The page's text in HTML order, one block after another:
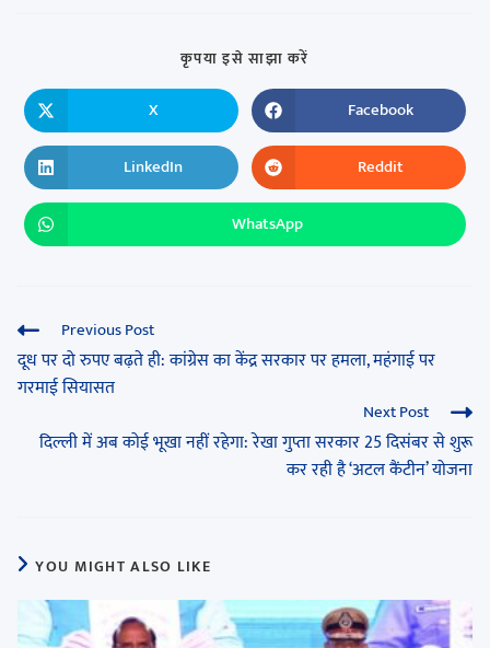
कृपया इसे साझा करें
X Facebook
LinkedIn Reddit
WhatsApp
Previous Post
दूध पर दो रुपए बढ़ते ही: कांग्रेस का केंद्र सरकार पर हमला, महंगाई पर
गरमाई सियासत
Next Post
दिल्ली में अब कोई भूखा नहीं रहेगा: रेखा गुप्ता सरकार 25 दिसंबर से शुरू
कर रही है ‘अटल कैंटीन’ योजना
YOU MIGHT ALSO LIKE